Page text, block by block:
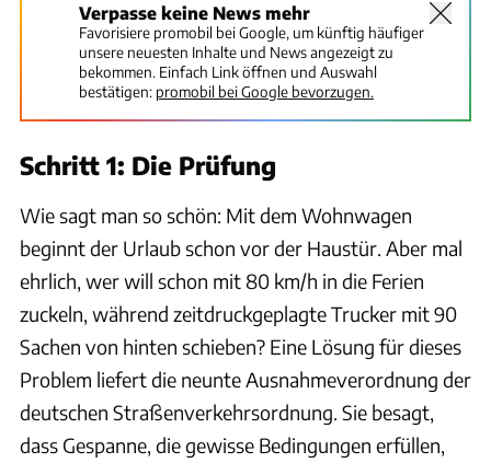
Verpasse keine News mehr
Favorisiere promobil bei Google, um künftig häufiger
unsere neuesten Inhalte und News angezeigt zu
bekommen. Einfach Link öffnen und Auswahl
bestätigen: promobil bei Google bevorzugen.
Schritt 1: Die Prüfung
Wie sagt man so schön: Mit dem Wohnwagen
beginnt der Urlaub schon vor der Haustür. Aber mal
ehrlich, wer will schon mit 80 km/h in die Ferien
zuckeln, während zeitdruckgeplagte Trucker mit 90
Sachen von hinten schieben? Eine Lösung für dieses
Problem liefert die neunte Ausnahmeverordnung der
deutschen Straßenverkehrsordnung. Sie besagt,
dass Gespanne, die gewisse Bedingungen erfüllen,